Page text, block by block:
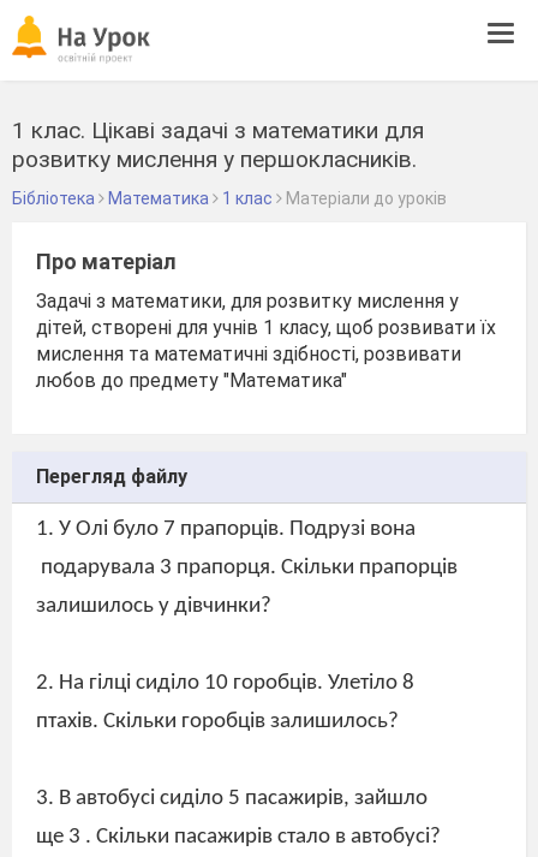
1 клас. Цікаві задачі з математики для
розвитку мислення у першокласників.
Бібліотека Математика 1 клас Матеріали до уроків
Про матеріал
Задачі з математики, для розвитку мислення у
дітей, створені для учнів 1 класу, щоб розвивати їх
мислення та математичні здібності, розвивати
любов до предмету "Математика"
Перегляд файлу
1. У Олі було 7 прапорців. Подрузі вона
подарувала 3 прапорця. Скільки прапорців
залишилось у дівчинки?
2. На гілці сиділо 10 горобців. Улетіло 8
птахів. Скільки горобців залишилось?
3. В автобусі сиділо 5 пасажирів, зайшло
ще 3 . Скільки пасажирів стало в автобусі?